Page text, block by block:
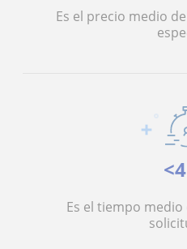
Es el precio medio
Es el tiempo